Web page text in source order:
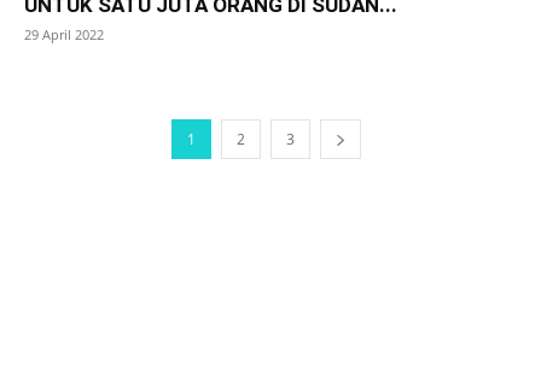
UNTUK SATU JUTA ORANG DI SUDAN...
29 April 2022
1 2 3